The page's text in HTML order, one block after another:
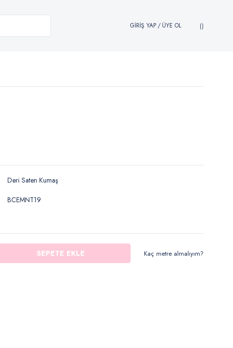
GİRİŞ YAP/ ÜYE OL
Deri Saten Kumaş
BCEMNT19
SEPETE EKLE Kaç metre almalıyım?